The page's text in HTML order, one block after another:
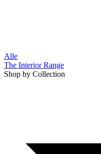
Alle
The Interior Range
Shop by Collection